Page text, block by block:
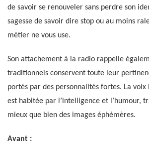
de savoir se renouveler sans perdre son
sagesse de savoir dire stop ou au moins
métier ne vous use.
Son attachement à la radio rappelle
traditionnels conservent toute leur
portés par des personnalités fortes. La
est habitée par l’intelligence et l’humour,
mieux que bien des images éphémères.
Avant :